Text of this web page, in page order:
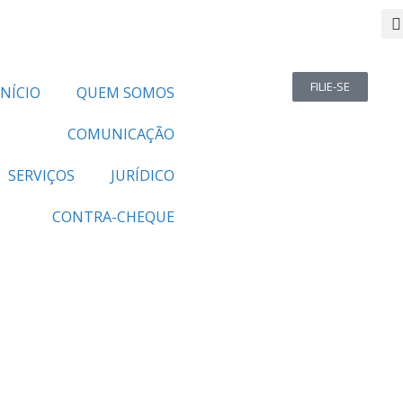
QUEM SOMOS
COMUNICAÇÃO
SERVIÇOS JURÍDICO
CONTRA-CHEQUE
FILIE-SE